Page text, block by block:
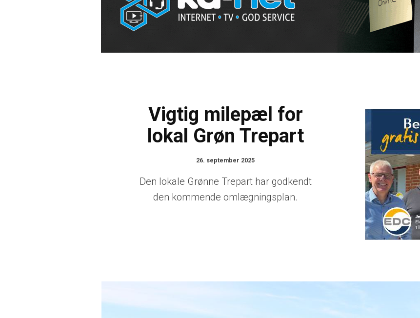
Vigtig milepæl for
lokal Grøn Trepart
26. september 2025
Den lokale Grønne Trepart har godkendt
den kommende omlægningsplan.